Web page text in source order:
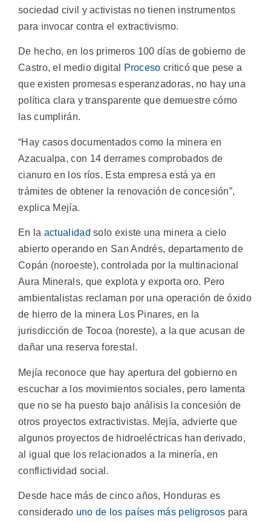
sociedad civil y activistas no tienen instrumentos
para invocar contra el extractivismo.
De hecho, en los primeros 100 días de gobierno de
Castro, el medio digital
Proceso criticó que pese a
que existen promesas esperanzadoras, no hay una
política clara y transparente que demuestre cómo
las cumplirán.
“Hay casos documentados como la minera en
Azacualpa, con 14 derrames comprobados de
cianuro en los ríos. Esta empresa está ya en
trámites de obtener la renovación de concesión”,
explica Mejía.
En la actualidad solo existe una minera a cielo
abierto operando en San Andrés, departamento de
Copán (noroeste), controlada por la multinacional
Aura Minerals, que explota y exporta oro. Pero
ambientalistas reclaman por una operación de óxido
de hierro de la minera Los Pinares, en la
jurisdicción de Tocoa (noreste), a la que acusan de
dañar una reserva forestal.
Mejía reconoce que hay apertura del gobierno en
escuchar a los movimientos sociales, pero lamenta
que no se ha puesto bajo análisis la concesión de
otros proyectos extractivistas. Mejía, advierte que
algunos proyectos de hidroeléctricas han derivado,
al igual que los relacionados a la minería, en
conflictividad social.
Desde hace más de cinco años, Honduras es
considerado uno de los países más peligrosos para